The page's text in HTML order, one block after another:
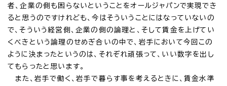
者、企業の側も困らないということをオールジャパンで実現でき
ると思うのですけれども、今はそういうことにはなっていないの
で、そういう経営側、企業の側の論理と、そして賃金を上げてい
くべきという論理のせめぎ合いの中で、岩手において今回この
ように決まったというのは、それぞれ頑張って、いい数字を出し
てもらったと思います。
また、岩手で働く、岩手で暮らす事を考えるときに、賃金水準